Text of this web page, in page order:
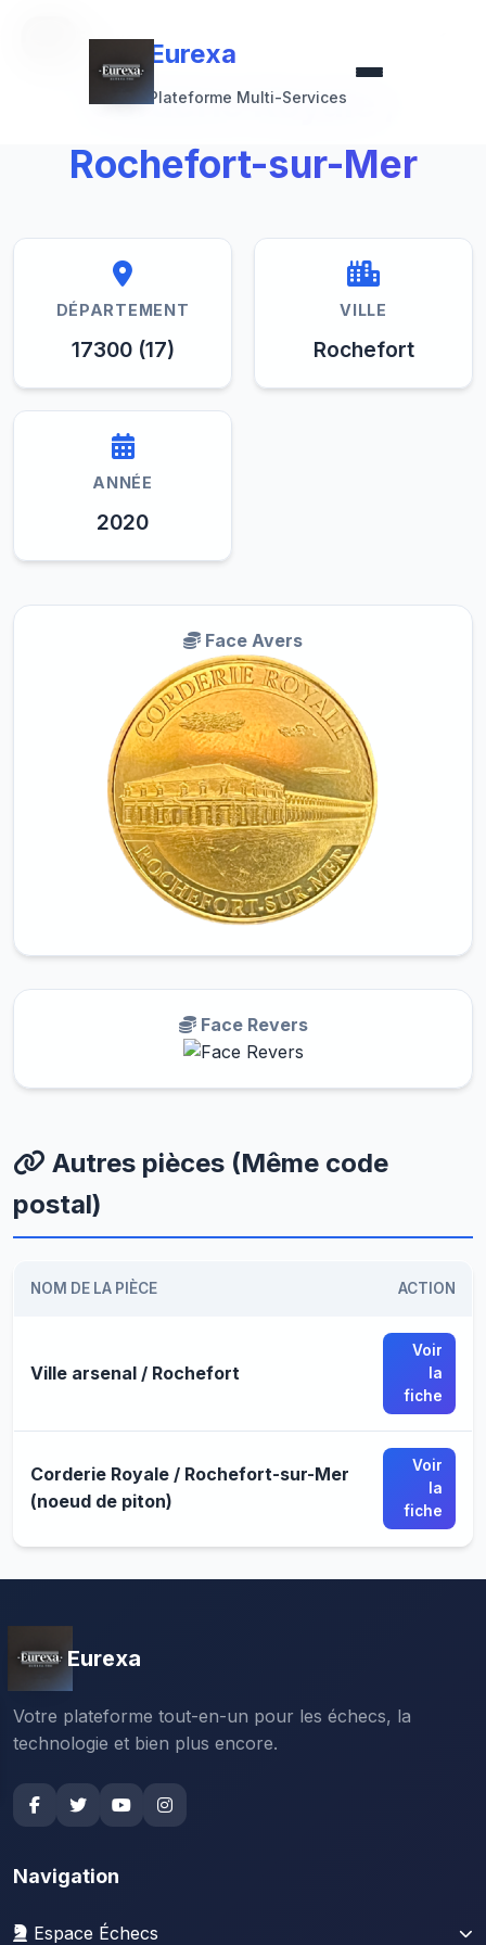
Eurexa
Eurexa
Plateforme Multi-Services
Corderie Royale /
Rochefort-sur-Mer
DÉPARTEMENT
17300 (17)
VILLE
Rochefort
ANNÉE
2020
Face Avers
Face Revers
Autres pièces (Même code
postal)
NOM DE LA PIÈCE ACTION
Ville arsenal / Rochefort
Voir
la
fiche
Corderie Royale / Rochefort-sur-Mer
(noeud de piton)
Voir
la
fiche
Eurexa
Votre plateforme tout-en-un pour les échecs, la
technologie et bien plus encore.
Navigation
Espace Échecs